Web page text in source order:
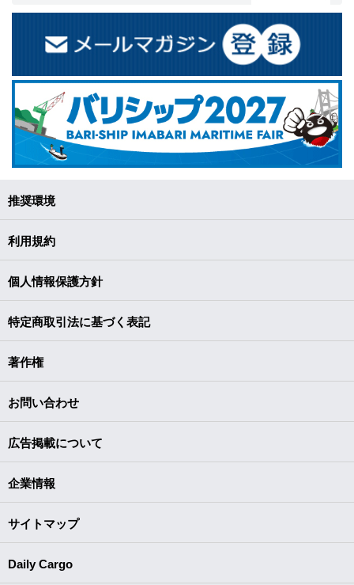
推奨環境
利用規約
個人情報保護方針
特定商取引法に基づく表記
著作権
お問い合わせ
広告掲載について
企業情報
サイトマップ
Daily Cargo